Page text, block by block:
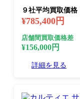
９社平均買取価格
¥785,400円
店舗間買取価格差
¥156,000円
詳細を見る